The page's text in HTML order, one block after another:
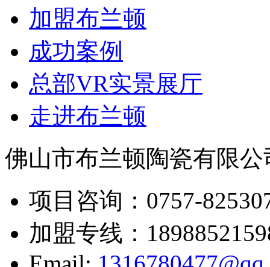
加盟布兰顿
成功案例
总部VR实景展厅
走进布兰顿
佛山市布兰顿陶瓷有限公
项目咨询： 0757-
加盟专线：